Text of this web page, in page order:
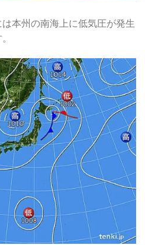
本州の南海上に低気圧が発生